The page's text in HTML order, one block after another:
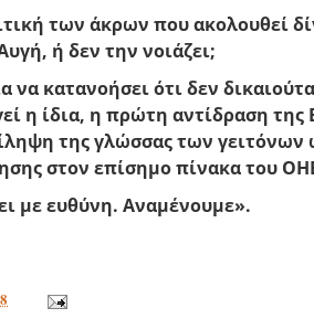
των άκρων που ακολουθεί
ή δεν την νοιάζει;
κατανοήσει ότι δεν
η ίδια, η πρώτη αντίδραση της
της γλώσσας των γειτόνων
στον επίσημο πίνακα του
με ευθύνη. Αναμένουμε».